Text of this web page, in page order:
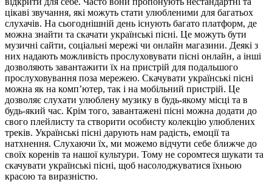
цікаві звучання, які можуть стати улюбленими для багатьох
слухачів. На сьогоднішній день існують багато платформ, де
можна знайти та скачати українські пісні. Це можуть бути
музичні сайти, соціальні мережі чи онлайн магазини. Деякі з
них надають можливість прослуховувати пісні онлайн, а інші
дозволяють завантажити їх на пристрій для подальшого
прослуховування поза мережею. Скачувати українські пісні
можна як на комп’ютер, так і на мобільний пристрій. Це
дозволяє слухати улюблену музику в будь-якому місці та в
будь-який час. Крім того, завантажені пісні можна додати до
свого плейлисту та створити особисту колекцію улюблених
треків. Українські пісні дарують нам радість, емоції та
натхнення. Слухаючи їх, ми можемо відчути себе ближче до
своїх коренів та нашої культури. Тому не соромтеся шукати та
скачувати українські пісні, щоб насолоджуватися їхньою
красою та виразністю.